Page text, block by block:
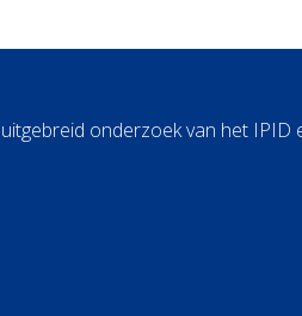
onderzoek van het IPID